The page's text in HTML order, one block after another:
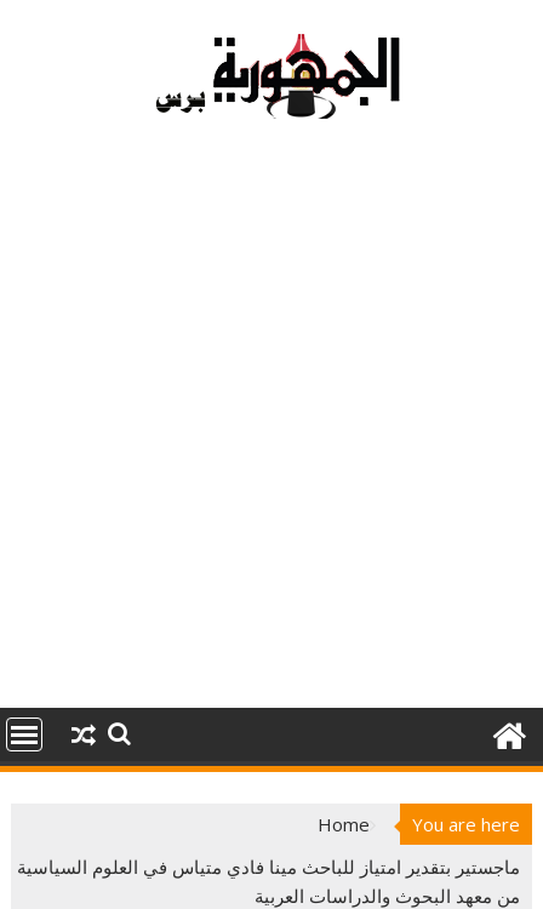
You are here
Home
ماجستير بتقدير امتياز للباحث مينا فادي متياس في العلوم السياسية
من معهد البحوث والدراسات العربية